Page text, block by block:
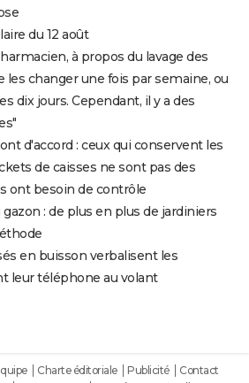
du 12 août
à propos du lavage des
les changer une fois par semaine, ou
dix jours. Cependant, il y a des
d'accord : ceux qui conservent les
de caisses ne sont pas des
ont besoin de contrôle
: de plus en plus de jardiniers
en buisson verbalisent les
leur téléphone au volant
Charte éditoriale Publicité
Contact